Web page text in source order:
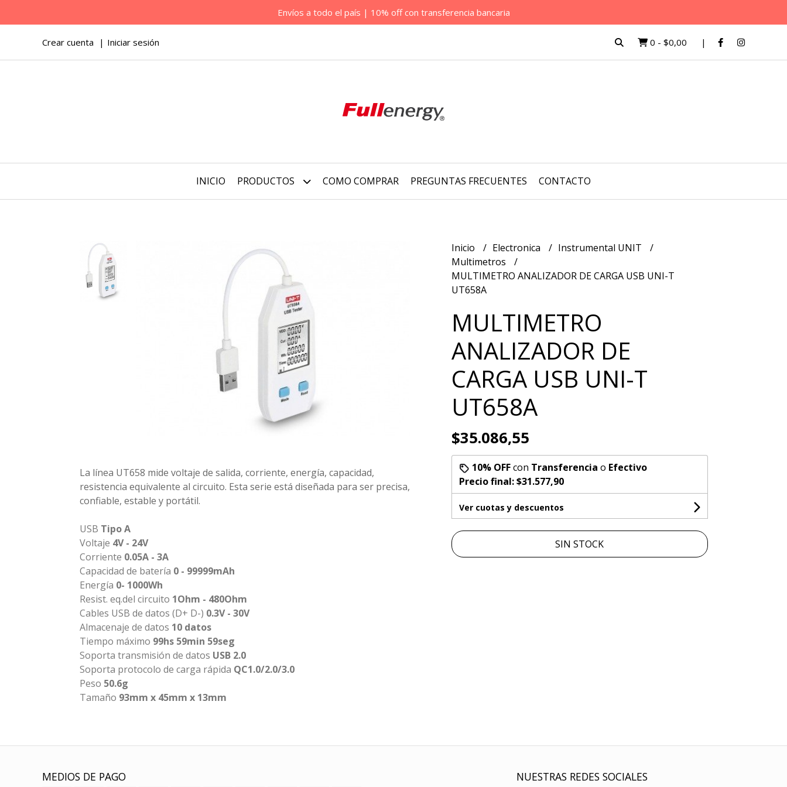
Envíos a todo el país | 10% off con transferencia bancaria
Crear cuenta Iniciar sesión 0 - $0,00
INICIO PRODUCTOS COMO COMPRAR PREGUNTAS FRECUENTES CONTACTO
La línea UT658 mide voltaje de salida, corriente, energía, capacidad,
resistencia equivalente al circuito. Esta serie está diseñada para ser precisa,
confiable, estable y portátil.
USB Tipo A
Voltaje 4V - 24V
Corriente 0.05A - 3A
Capacidad de batería 0 - 99999mAh
Energía 0- 1000Wh
Resist. eq.del circuito 1Ohm - 480Ohm
Cables USB de datos (D+ D-) 0.3V - 30V
Almacenaje de datos 10 datos
Tiempo máximo 99hs 59min 59seg
Soporta transmisión de datos USB 2.0
Soporta protocolo de carga rápida QC1.0/2.0/3.0
Peso 50.6g
Tamaño 93mm x 45mm x 13mm
Inicio Electronica
Instrumental UNIT
Multimetros
MULTIMETRO ANALIZADOR DE CARGA USB UNI-T
UT658A
MULTIMETRO
ANALIZADOR DE
CARGA USB UNI-T
UT658A
$35.086,55
10% OFFcon Transferencia o Efectivo
Precio final:$31.577,90
Ver cuotas y descuentos
SIN STOCK
MEDIOS DE PAGO NUESTRAS REDES SOCIALES